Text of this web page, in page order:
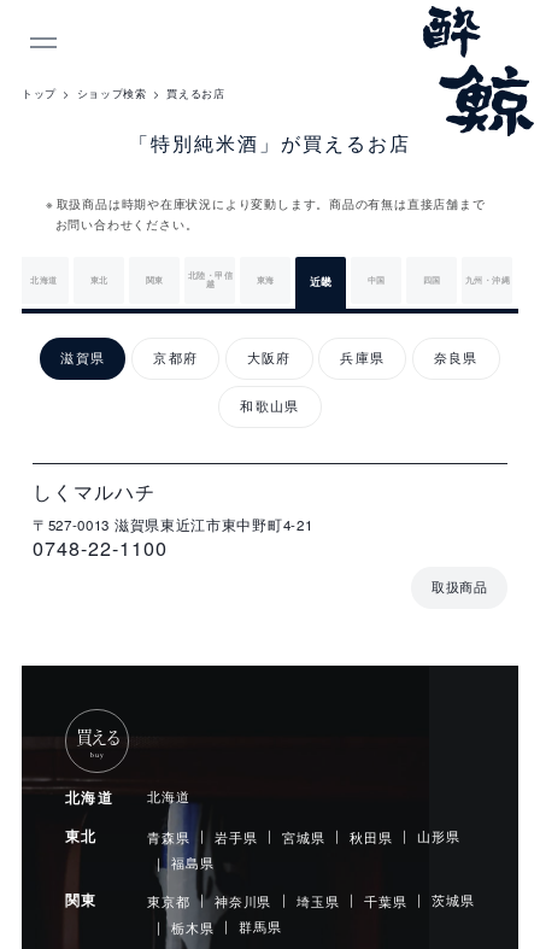
INDEX
トップ ショップ検索 買えるお店
「特別純米酒」が買えるお店
取扱商品は時期や在庫状況により変動します。商品の有無は直接店舗まで
お問い合わせください。
北海道 東北 関東 北陸・甲信
越 東海 近畿 中国 四国 九州・沖縄
滋賀県 京都府 大阪府 兵庫県 奈良県
和歌山県
県
名
しくマルハチ
〒527-0013 滋賀県東近江市東中野町4-21
番
0748-22-1100
時
取扱商品
買える
buy
北海道 北海道
東北 青森県 岩手県 宮城県 秋田県
山形県
福島県
関東 東京都 神奈川県 埼玉県 千葉県
茨城県
栃木県
群馬県